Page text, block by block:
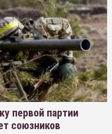
первой партии
союзников